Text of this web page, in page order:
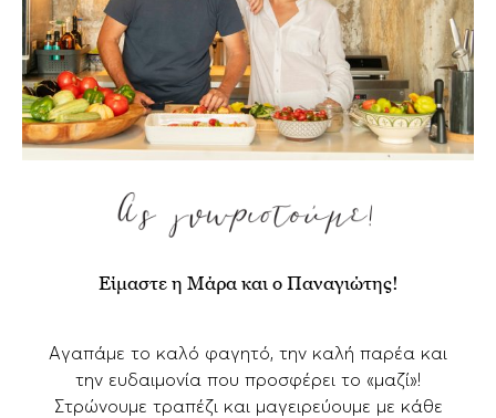
Είμαστε η Μάρα και ο Παναγιώτης!
Αγαπάμε το καλό φαγητό, την καλή παρέα και
την ευδαιμονία που προσφέρει το «μαζί»!
Στρώνουμε τραπέζι και μαγειρεύουμε με κάθε